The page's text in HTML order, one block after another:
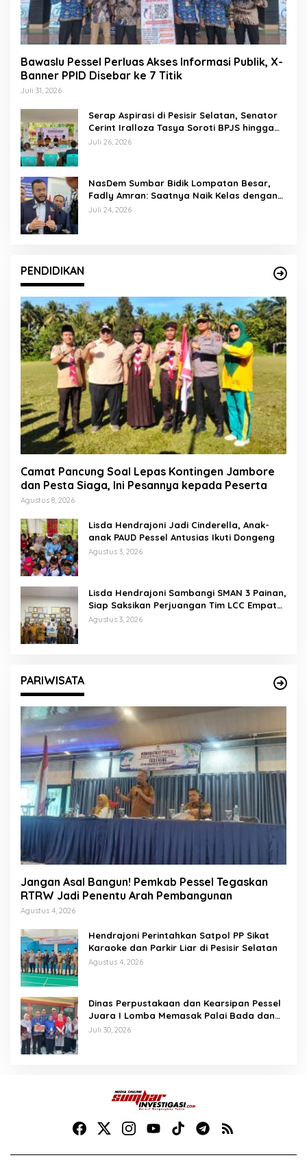
Bawaslu Pessel Perluas Akses Informasi Publik, X-
Banner PPID Disebar ke 7 Titik
Juli 31, 2026
Serap Aspirasi di Pesisir Selatan, Senator
Cerint Iralloza Tasya Soroti BPJS hingga
Kurikulum Merdeka
Juli 26, 2026
NasDem Sumbar Bidik Lompatan Besar,
Fadly Amran: Saatnya Naik Kelas dengan
Kader Berkualitas
Juli 24, 2026
PENDIDIKAN
Camat Pancung Soal Lepas Kontingen Jambore
dan Pesta Siaga, Ini Pesannya kepada Peserta
Agustus 8, 2026
Lisda Hendrajoni Jadi Cinderella, Anak-
anak PAUD Pessel Antusias Ikuti Dongeng
Agustus 3, 2026
Lisda Hendrajoni Sambangi SMAN 3 Painan,
Siap Saksikan Perjuangan Tim LCC Empat
Pilar di Jakarta
Agustus 3, 2026
PARIWISATA
Jangan Asal Bangun! Pemkab Pessel Tegaskan
RTRW Jadi Penentu Arah Pembangunan
Agustus 4, 2026
Hendrajoni Perintahkan Satpol PP Sikat
Karaoke dan Parkir Liar di Pesisir Selatan
Agustus 4, 2026
Dinas Perpustakaan dan Kearsipan Pessel
Juara I Lomba Memasak Palai Bada dan
Lamang Golek
Juli 30, 2026